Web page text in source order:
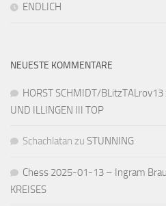
ENDLICH
NEUESTE KOMMENTARE
HORST SCHMIDT/BLitzTALrov13
UND ILLINGEN III TOP
Schachlatan zu STUNNING
Chess 2025-01-13 – Ingram
KREISES